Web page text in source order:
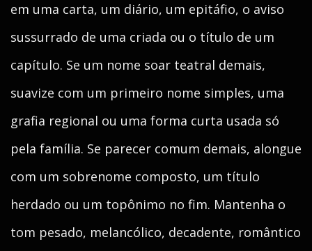
em uma carta, um diário, um epitáfio, o aviso
sussurrado de uma criada ou o título de um
capítulo. Se um nome soar teatral demais,
suavize com um primeiro nome simples, uma
grafia regional ou uma forma curta usada só
pela família. Se parecer comum demais, alongue
com um sobrenome composto, um título
herdado ou um topônimo no fim. Mantenha o
tom pesado, melancólico, decadente, romântico